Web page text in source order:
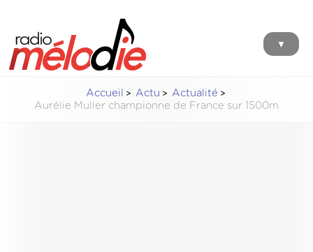
▼
Accueil Actu
Actualité
Aurélie Muller championne de France sur 1500m